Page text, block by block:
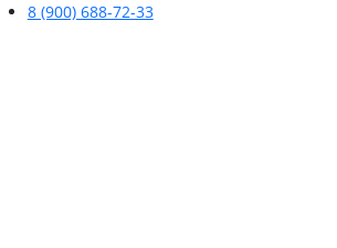
8 (900) 688-72-33